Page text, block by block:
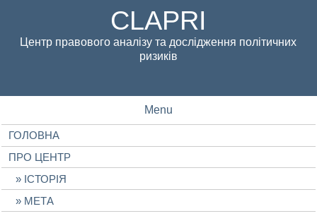
CLAPRI
Центр правового аналізу та дослідження політичних
ризиків
Menu
ГОЛОВНА
ПРО ЦЕНТР
ІСТОРІЯ
МЕТА